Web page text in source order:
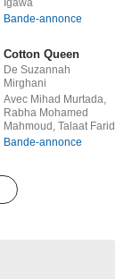
Igawa
Bande-annonce
Cotton Queen
De Suzannah
Mirghani
Avec Mihad Murtada,
Rabha Mohamed
Mahmoud, Talaat Farid
Bande-annonce